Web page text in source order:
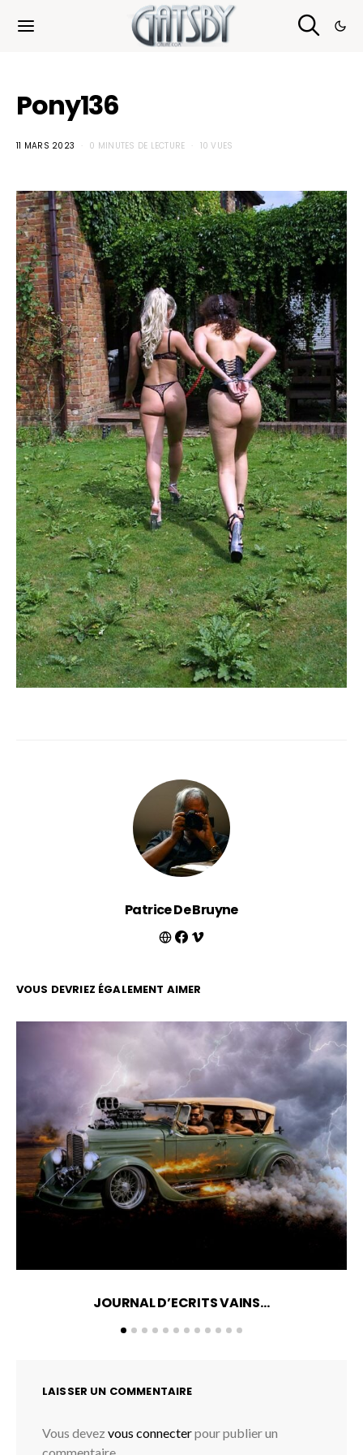
Pony136
11 MARS 2023 0 MINUTES DE LECTURE 10 VUES
Patrice De Bruyne
VOUS DEVRIEZ ÉGALEMENT AIMER
JOURNAL D’ECRITS VAINS…
LAISSER UN COMMENTAIRE
Vous devez vous connecterpour publier un
Cookies management panel